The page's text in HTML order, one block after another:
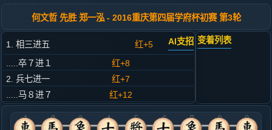
何文哲 先胜 郑一泓 - 2016重庆第四届学府杯初赛 第3轮
1. 相三进五 红+5 AI支招
.....卒７进１
红+8
2. 兵七进一
红+7
.....马８进７
红+12
3. 马八进七
红+10
.....象３进５
红+16
变着列表